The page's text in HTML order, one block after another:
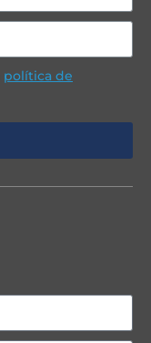
política de